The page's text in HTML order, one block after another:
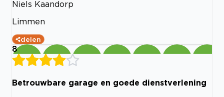
Niels Kaandorp
Limmen
delen
8
Betrouwbare garage en goede dienstverlening